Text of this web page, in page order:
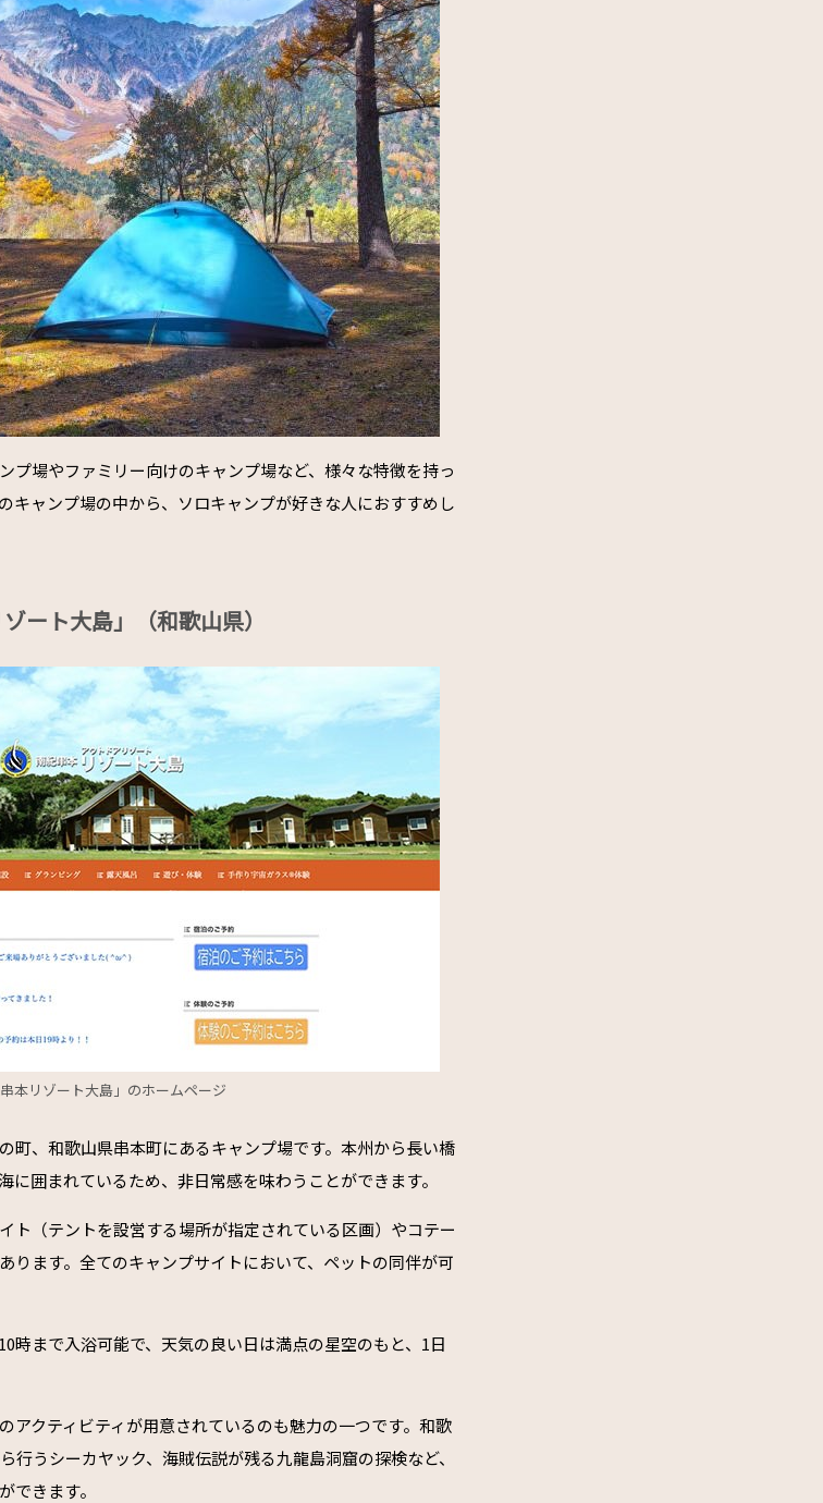
プ場やファミリー向けのキャンプ場など、様々な特徴を持っ
キャンプ場の中から、ソロキャンプが好きな人におすすめし
ート大島」（和歌山県）
串本リゾート大島」のホームページ
町、和歌山県串本町にあるキャンプ場です。本州から長い橋
に囲まれているため、非日常感を味わうことができます。
ト（テントを設営する場所が指定されている区画）やコテー
ります。全てのキャンプサイトにおいて、ペットの同伴が可
時まで入浴可能で、天気の良い日は満点の星空のもと、1日
アクティビティが用意されているのも魅力の一つです。和歌
行うシーカヤック、海賊伝説が残る九龍島洞窟の探検など、
できます。